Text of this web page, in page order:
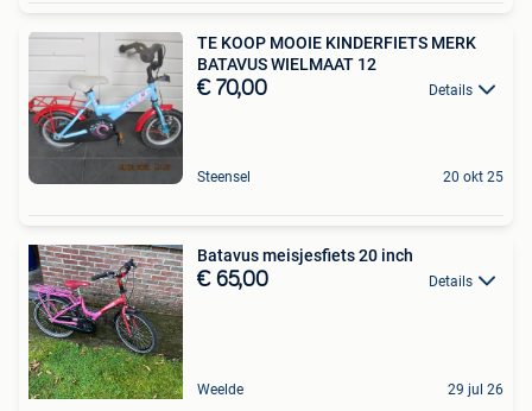
TE KOOP MOOIE KINDERFIETS MERK
BATAVUS WIELMAAT 12
€ 70,00 Details
Steensel 20 okt 25
Batavus meisjesfiets 20 inch
€ 65,00 Details
Weelde 29 jul 26